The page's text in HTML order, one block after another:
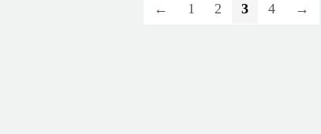
← 1 2 3 4 →